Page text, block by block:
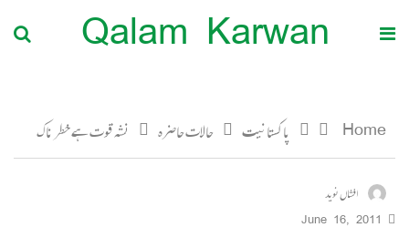
Qalam Karwan
Home پاکستانیت حالات حاضرہ نشہ قوت ہے خطر ناک
افشاں نوید
June 16, 2011